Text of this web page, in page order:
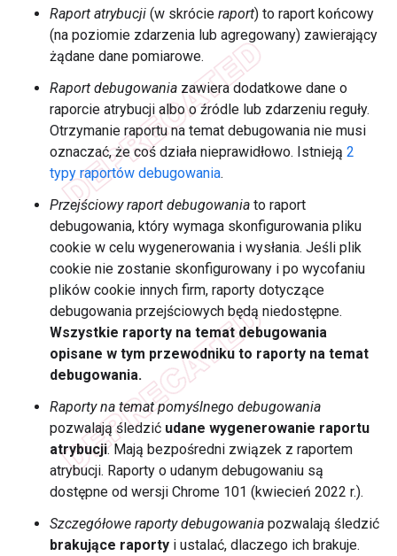
Raport atrybucji (w skrócie raport) to raport końcowy
(na poziomie zdarzenia lub agregowany) zawierający
żądane dane pomiarowe.
Raport debugowania zawiera dodatkowe dane o
raporcie atrybucji albo o źródle lub zdarzeniu reguły.
Otrzymanie raportu na temat debugowania nie musi
oznaczać, że coś działa nieprawidłowo. Istnieją 2
typy raportów debugowania.
Przejściowy raport debugowania to raport
debugowania, który wymaga skonfigurowania pliku
cookie w celu wygenerowania i wysłania. Jeśli plik
cookie nie zostanie skonfigurowany i po wycofaniu
plików cookie innych firm, raporty dotyczące
debugowania przejściowych będą niedostępne.
Wszystkie raporty na temat debugowania
opisane w tym przewodniku to raporty na temat
debugowania.
Raporty na temat pomyślnego debugowania
pozwalają śledzić udane wygenerowanie raportu
atrybucji. Mają bezpośredni związek z raportem
atrybucji. Raporty o udanym debugowaniu są
dostępne od wersji Chrome 101 (kwiecień 2022 r.).
Szczegółowe raporty debugowania pozwalają śledzić
brakujące raporty i ustalać, dlaczego ich brakuje.